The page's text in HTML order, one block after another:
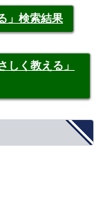
」検索結果
しく教える」